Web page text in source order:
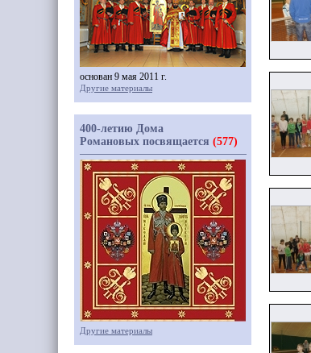
основан 9 мая 2011 г.
Другие материалы
400-летию Дома
Романовых посвящается (577)
Другие материалы